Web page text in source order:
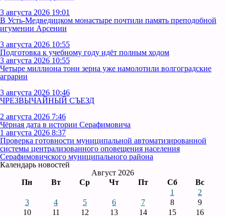
3 августа 2026 19:01
В Усть‑Медведицком монастыре почтили память преподобной
игумении Арсении
3 августа 2026 10:55
Подготовка к учебному году идёт полным ходом
3 августа 2026 10:55
Четыре миллиона тонн зерна уже намолотили волгоградские
аграрии
3 августа 2026 10:46
ЧРЕЗВЫЧАЙНЫЙ СЪЕЗД
2 августа 2026 7:46
Чёрная дата в истории Серафимовича
1 августа 2026 8:37
Проверка готовности муниципальной автоматизированной
системы централизованного оповещения населения
Серафимовичского муниципального района
Календарь новостей
Август 2026
Пн
Вт Ср Чт Пт Сб Вс
1
2
3
4 5 6 7 8
9
10
11 12 13 14 15
16